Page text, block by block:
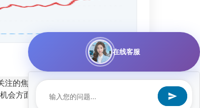
注的焦点。该策略的总收益率高达
会方面的卓越能力，也展示了其在极端行
在线客服